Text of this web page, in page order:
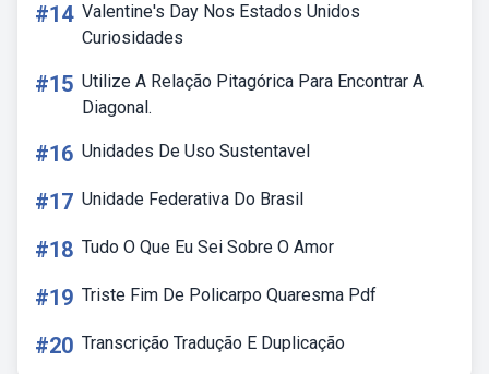
#14 Valentine's Day Nos Estados Unidos
Curiosidades
#15 Utilize A Relação Pitagórica Para Encontrar A
Diagonal.
#16 Unidades De Uso Sustentavel
#17 Unidade Federativa Do Brasil
#18 Tudo O Que Eu Sei Sobre O Amor
#19 Triste Fim De Policarpo Quaresma Pdf
#20 Transcrição Tradução E Duplicação